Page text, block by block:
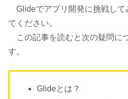
Glideでアプリ開発に挑戦して
てください。
この記事を読むと次の疑問に
す。
Glideとは？